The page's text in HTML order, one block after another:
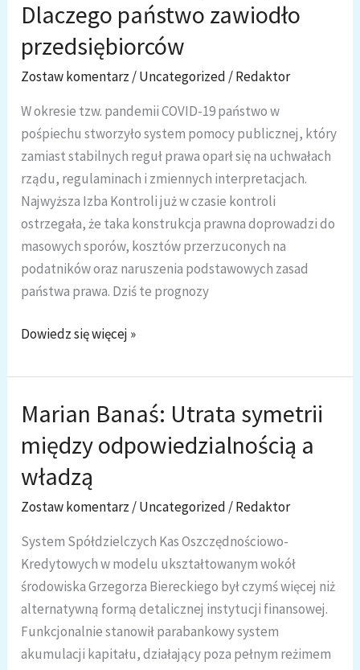
KSeF
Dlaczego państwo zawiodło
przedsiębiorców
Zostaw komentarz /Uncategorized /Redaktor
W okresie tzw. pandemii COVID-19 państwo w
pośpiechu stworzyło system pomocy publicznej, który
zamiast stabilnych reguł prawa oparł się na uchwałach
rządu, regulaminach i zmiennych interpretacjach.
Najwyższa Izba Kontroli już w czasie kontroli
ostrzegała, że taka konstrukcja prawna doprowadzi do
masowych sporów, kosztów przerzuconych na
podatników oraz naruszenia podstawowych zasad
państwa prawa. Dziś te prognozy
Tarcze
pod
Dlaczego
państwo
zawiodło
przedsiębiorców
Dowiedz się więcej »
Marian Banaś: Utrata symetrii
między odpowiedzialnością a
władzą
Zostaw komentarz /Uncategorized /Redaktor
System Spółdzielczych Kas Oszczędnościowo-
Kredytowych w modelu ukształtowanym wokół
środowiska Grzegorza Biereckiego był czymś więcej niż
alternatywną formą detalicznej instytucji finansowej.
Funkcjonalnie stanowił parabankowy system
akumulacji kapitału, działający poza pełnym reżimem